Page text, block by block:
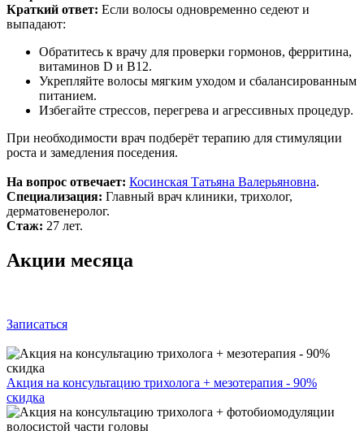
Краткий ответ: Если волосы одновременно седеют и
выпадают:
Обратитесь к врачу для проверки гормонов, ферритина,
витаминов D и B12.
Укрепляйте волосы мягким уходом и сбалансированным
питанием.
Избегайте стрессов, перегрева и агрессивных процедур.
При необходимости врач подберёт терапию для стимуляции
роста и замедления поседения.
На вопрос отвечает: Косинская Татьяна Валерьяновна.
Специализация: Главный врач клиники, трихолог,
дерматовенеролог.
Стаж: 27 лет.
Акции месяца
Записаться
Акция на консультацию трихолога + мезотерапия - 90%
скидка